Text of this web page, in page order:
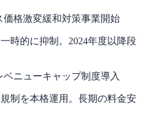
価格激変緩和対策事業開始
時的に抑制。2024年度以降段
ベニューキャップ制度導入
制を本格運用。長期の料金安